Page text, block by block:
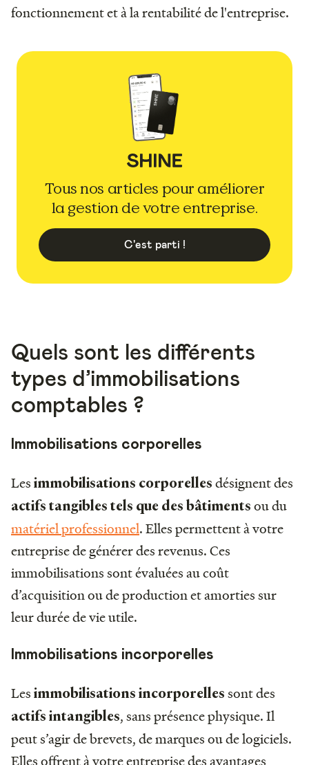
fonctionnement et à la rentabilité de l'entreprise.
Tous nos articles pour améliorer
la gestion de votre entreprise.
C'est parti !
Quels sont les différents
types d’immobilisations
comptables ?
Immobilisations corporelles
Les immobilisations corporelles désignent des
actifs tangibles tels que des bâtiments ou du
matériel professionnel. Elles permettent à votre
entreprise de générer des revenus. Ces
immobilisations sont évaluées au coût
d’acquisition ou de production et amorties sur
leur durée de vie utile.
Immobilisations incorporelles
Les immobilisations incorporelles sont des
actifs intangibles, sans présence physique. Il
peut s’agir de brevets, de marques ou de logiciels.
Elles offrent à votre entreprise des avantages